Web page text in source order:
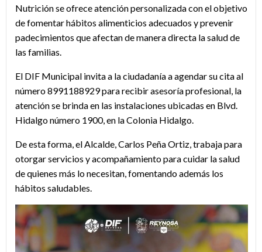
Nutrición se ofrece atención personalizada con el objetivo
de fomentar hábitos alimenticios adecuados y prevenir
padecimientos que afectan de manera directa la salud de
las familias.
El DIF Municipal invita a la ciudadanía a agendar su cita al
número 8991188929 para recibir asesoría profesional, la
atención se brinda en las instalaciones ubicadas en Blvd.
Hidalgo número 1900, en la Colonia Hidalgo.
De esta forma, el Alcalde, Carlos Peña Ortiz, trabaja para
otorgar servicios y acompañamiento para cuidar la salud
de quienes más lo necesitan, fomentando además los
hábitos saludables.